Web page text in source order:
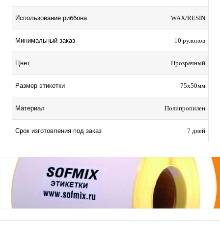
Использование риббона WAX/RESIN
Минимальный заказ 10 рулонов
Цвет Прозрачный
Размер этикетки 75х50мм
Материал Полипропилен
Срок изготовления под заказ 7 дней